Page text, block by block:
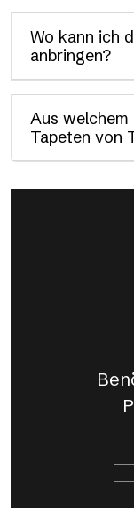
Wo kann ich
anbringen?
Aus
Tapeten von